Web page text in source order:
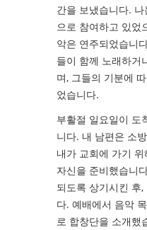
간을 보냈습니다.
으로 참여하고 있었
악은 연주되었습니
들이 함께 노래하거
며, 그들의 기분에
었습니다.
부활절 일요일이 도
니다. 내 남편은 소
내가 교회에 가기
자신을 준비했습니
되도록 상기시킨 후
다. 예배에서 음악
로 합창단을 소개했